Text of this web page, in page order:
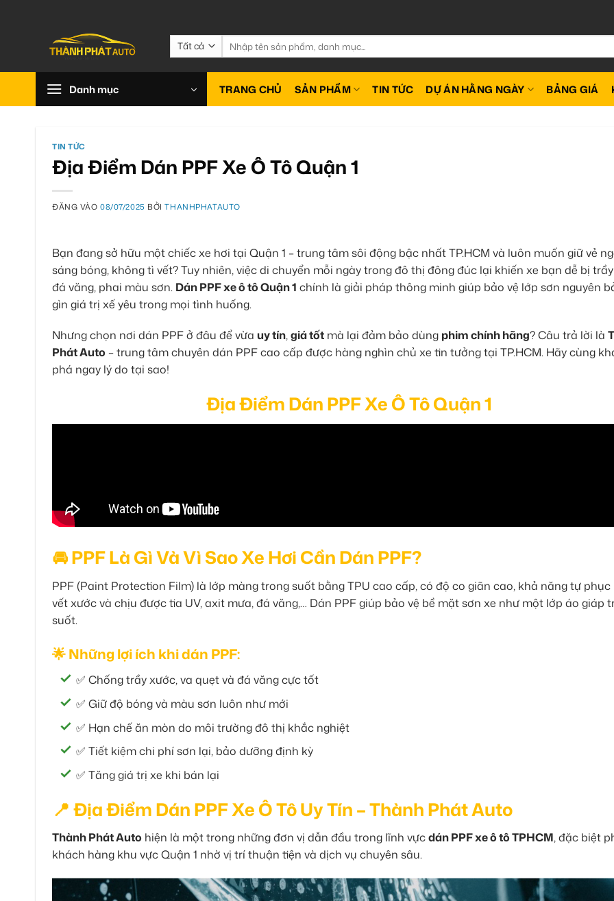
Tìm
kiếm:
Danh mục TRANG CHỦ SẢN PHẨM TIN TỨC DỰ ÁN HẰNG NGÀY BẢNG GIÁ
TIN TỨC
Địa Điểm Dán PPF Xe Ô Tô Quận 1
ĐĂNG VÀO08/07/2025 BỞITHANHPHATAUTO
Bạn đang sở hữu một chiếc xe hơi tại Quận 1 – trung tâm sôi động bậc nhất TP.HCM và luôn muốn giữ vẻ
sáng bóng, không tì vết? Tuy nhiên, việc di chuyển mỗi ngày trong đô thị đông đúc lại khiến xe bạn dễ bị
đá văng, phai màu sơn. Dán PPF xe ô tô Quận 1 chính là giải pháp thông minh giúp bảo vệ lớp sơn nguyên
gìn giá trị xế yêu trong mọi tình huống.
Nhưng chọn nơi dán PPF ở đâu để vừa uy tín,giá tốt mà lại đảm bảo dùng phim chính hãng? Câu trả lời là
Phát Auto – trung tâm chuyên dán PPF cao cấp được hàng nghìn chủ xe tin tưởng tại TP.HCM. Hãy cùng
phá ngay lý do tại sao!
Địa Điểm Dán PPF Xe Ô Tô Quận 1
🚘 PPF Là Gì Và Vì Sao Xe Hơi Cần Dán PPF?
PPF (Paint Protection Film) là lớp màng trong suốt bằng TPU cao cấp, có độ co giãn cao, khả năng tự phục
vết xước và chịu được tia UV, axit mưa, đá văng,… Dán PPF giúp bảo vệ bề mặt sơn xe như một lớp áo giáp
suốt.
🌟 Những lợi ích khi dán PPF:
✅ Chống trầy xước, va quẹt và đá văng cực tốt
✅ Giữ độ bóng và màu sơn luôn như mới
✅ Hạn chế ăn mòn do môi trường đô thị khắc nghiệt
✅ Tiết kiệm chi phí sơn lại, bảo dưỡng định kỳ
✅ Tăng giá trị xe khi bán lại
📍 Địa Điểm Dán PPF Xe Ô Tô Uy Tín – Thành Phát Auto
Thành Phát Auto hiện là một trong những đơn vị dẫn đầu trong lĩnh vựcdán PPF xe ô tô TPHCM, đặc biệt
khách hàng khu vực Quận 1 nhờ vị trí thuận tiện và dịch vụ chuyên sâu.